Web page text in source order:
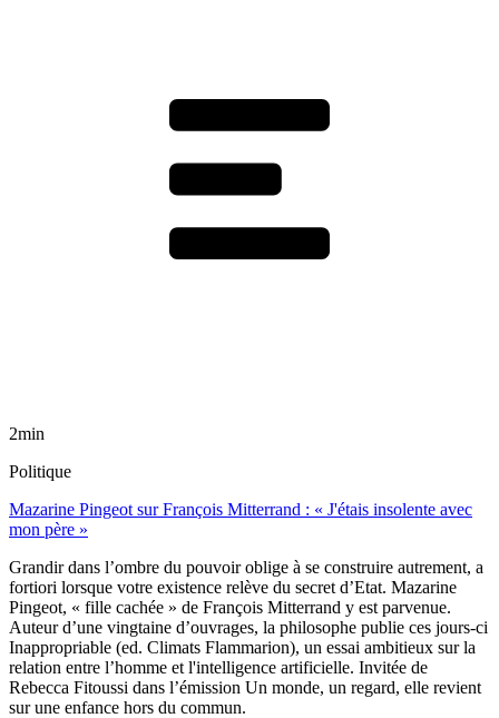
2min
Politique
Mazarine Pingeot sur François Mitterrand : « J'étais insolente avec
mon père »
Grandir dans l’ombre du pouvoir oblige à se construire autrement, a
fortiori lorsque votre existence relève du secret d’Etat. Mazarine
Pingeot, « fille cachée » de François Mitterrand y est parvenue.
Auteur d’une vingtaine d’ouvrages, la philosophe publie ces jours-ci
Inappropriable (ed. Climats Flammarion), un essai ambitieux sur la
relation entre l’homme et l'intelligence artificielle. Invitée de
Rebecca Fitoussi dans l’émission Un monde, un regard, elle revient
sur une enfance hors du commun.